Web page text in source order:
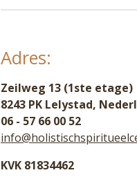
Adres:
Zeilweg 13 (1ste etage)
8243 PK Lelystad,
06 - 57 66 00 52
KVK 81834462